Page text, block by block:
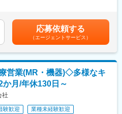
に評価され、年収に反映されます。
年勤続報奨金や四半期一時金などの
、やりがいや努力がきちんと報われ
。
丁寧に支援します。日々の仕事の悩
を上げるために様々な研修をご用意
の質、レベルの高さ、フォローアッ
。同社だけでなく、クライアントで
参加するなど、品質の高い研修が用
長によるトレーニングやサポートに
活躍されています。
バイオ／医療機器等のヘルスケア業界
、コンサルティングのサービスを提
世界110ヶ国に拠点をもち、29,000
様々なプロダクトを持つヘルスケア
する可能性があります。月給(月額)は固
応募依頼する
（エージェントサービス）
営業(MR・機器)◇多様なキ
か月/年休130日～
社
験歓迎 業種未経験歓迎